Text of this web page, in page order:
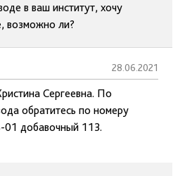
в ваш институт, хочу
возможно ли?
28.06.2021
Сергеевна. По
обратитесь по номеру
добавочный 113.